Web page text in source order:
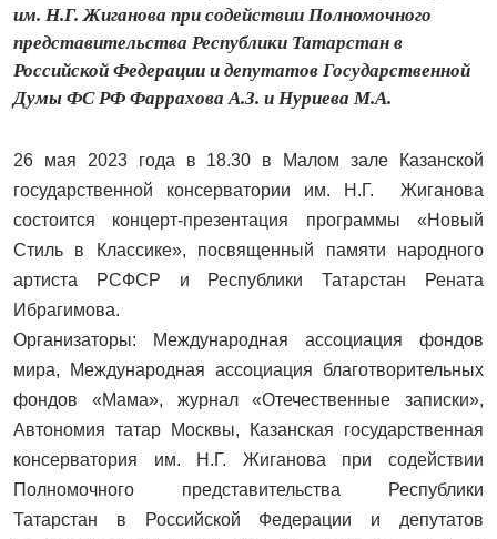
им. Н.Г. Жиганова при содействии Полномочного
представительства Республики Татарстан в
Российской Федерации и депутатов Государственной
Думы ФС РФ Фаррахова А.З. и Нуриева М.А.
26 мая 2023 года в 18.30 в Малом зале Казанской
государственной консерватории им. Н.Г. Жиганова
состоится концерт-презентация программы «Новый
Стиль в Классике», посвященный памяти народного
артиста РСФСР и Республики Татарстан Рената
Ибрагимова.
Организаторы: Международная ассоциация фондов
мира, Международная ассоциация благотворительных
фондов «Мама», журнал «Отечественные записки»,
Автономия татар Москвы, Казанская государственная
консерватория им. Н.Г. Жиганова при содействии
Полномочного представительства Республики
Татарстан в Российской Федерации и депутатов